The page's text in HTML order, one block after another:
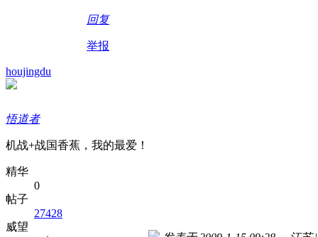
回复
举报
houjingdu
悟道者
机战+战国香蕉，我的最爱！
精华
0
帖子
27428
威望